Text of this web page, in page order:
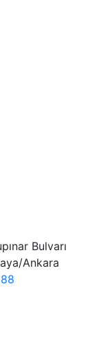
Bulvarı
Ankara